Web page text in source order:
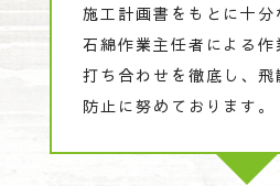
施工計画書をもとに十
石綿作業主任者による作
打ち合わせを徹底し、
防止に努めております。